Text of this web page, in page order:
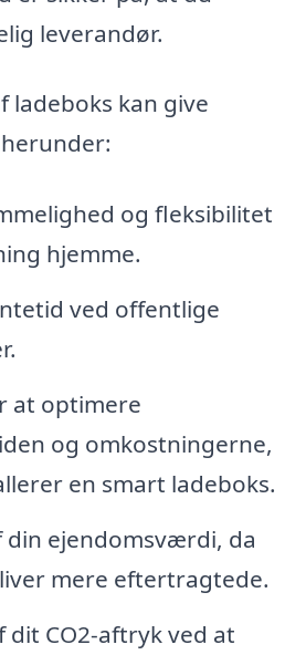
leverandør.
ladeboks kan give
og fleksibilitet
hjemme.
ved offentlige
at optimere
og omkostningerne,
en smart ladeboks.
din ejendomsværdi, da
mere eftertragtede.
dit CO2-aftryk ved at